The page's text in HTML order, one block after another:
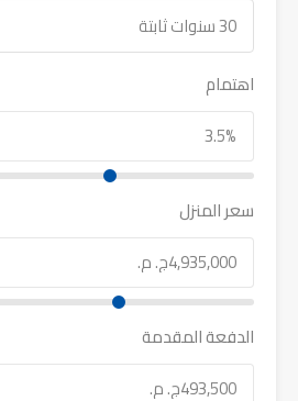
30 سنوات ثابتة
اهتمام
سعر المنزل
الدفعة المقدمة